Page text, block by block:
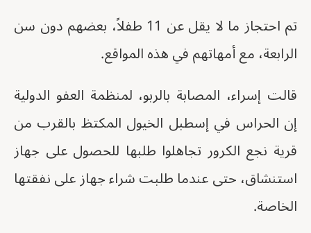
تم احتجاز ما لا يقل عن 11 طفلاً، بعضهم دون سن
الرابعة، مع أمهاتهم في هذه المواقع.
قالت إسراء، المصابة بالربو، لمنظمة العفو الدولية
إن الحراس في إسطبل الخيول المكتظ بالقرب من
قرية نجع الكرور تجاهلوا طلبها للحصول على جهاز
استنشاق، حتى عندما طلبت شراء جهاز على نفقتها
الخاصة.